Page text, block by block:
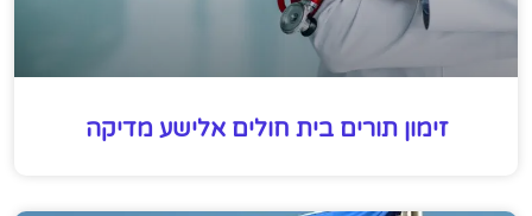
זימון תורים בית חולים אלישע מדיקה